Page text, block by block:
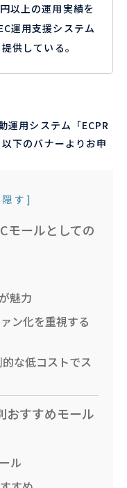
以上の運用実績を
運用支援システム
供している。
運用システム「ECPR
下のバナーよりお申
隠す ]
モールとしての
魅力
ン化を重視する
な低コストでス
おすすめモール
ル